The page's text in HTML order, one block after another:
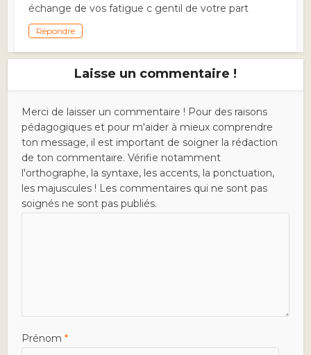
échange de vos fatigue c gentil de votre part
Répondre
Laisse un commentaire !
Merci de laisser un commentaire ! Pour des raisons
pédagogiques et pour m'aider à mieux comprendre
ton message, il est important de soigner la rédaction
de ton commentaire. Vérifie notamment
l'orthographe, la syntaxe, les accents, la ponctuation,
les majuscules ! Les commentaires qui ne sont pas
soignés ne sont pas publiés.
Prénom*